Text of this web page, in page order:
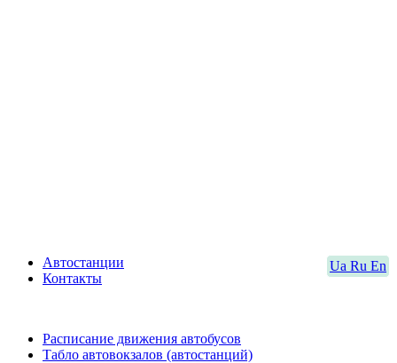
Ua Ru En
Автостанции
Контакты
Расписание движения автобусов
Табло автовокзалов (автостанций)